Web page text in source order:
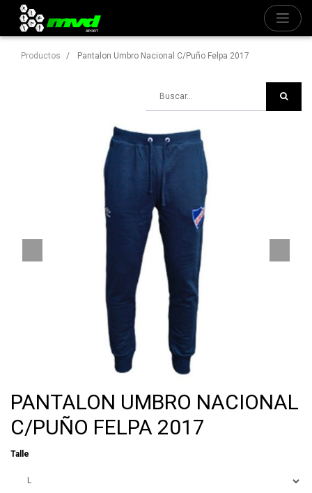
Productos Pantalon Umbro Nacional C/Puño Felpa 2017
PANTALON UMBRO NACIONAL
C/PUÑO FELPA 2017
Talle